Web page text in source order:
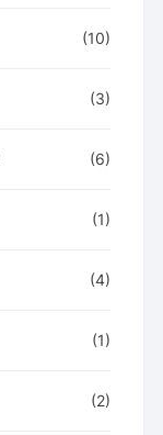
(10)
(3)
(6)
(1)
(4)
(1)
(2)